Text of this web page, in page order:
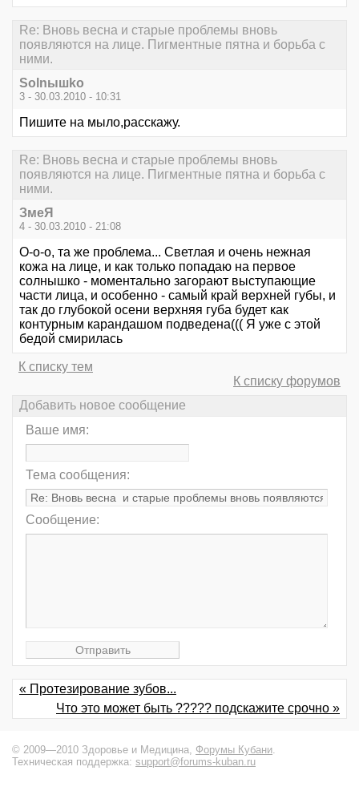
Re: Вновь весна и старые проблемы вновь
появляются на лице. Пигментные пятна и борьба с
ними.
Solnышko
3 - 30.03.2010 - 10:31
Пишите на мыло,расскажу.
Re: Вновь весна и старые проблемы вновь
появляются на лице. Пигментные пятна и борьба с
ними.
ЗмеЯ
4 - 30.03.2010 - 21:08
О-о-о, та же проблема... Светлая и очень нежная
кожа на лице, и как только попадаю на первое
солнышко - моментально загорают выступающие
части лица, и особенно - самый край верхней губы, и
так до глубокой осени верхняя губа будет как
контурным карандашом подведена((( Я уже с этой
бедой смирилась
К списку тем
К списку форумов
Добавить новое сообщение
Ваше имя:
Тема сообщения:
Сообщение:
« Протезирование зубов...
Что это может быть ????? подскажите срочно »
© 2009—2010 Здоровье и Медицина, Форумы Кубани.
Техническая поддержка: support@forums-kuban.ru